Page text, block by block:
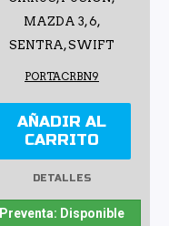
MAZDA 3, 6,
SENTRA, SWIFT
PORTACRBN9
AÑADIR AL
CARRITO
DETALLES
Preventa: Disponible